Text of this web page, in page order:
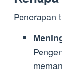
Penerapan